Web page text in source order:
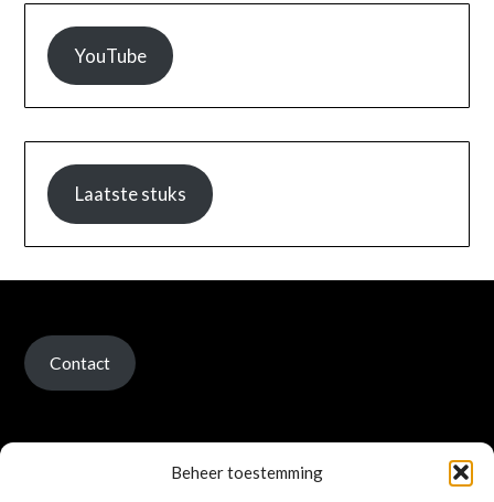
Beheer toestemming
YouTube
Laatste stuks
Contact